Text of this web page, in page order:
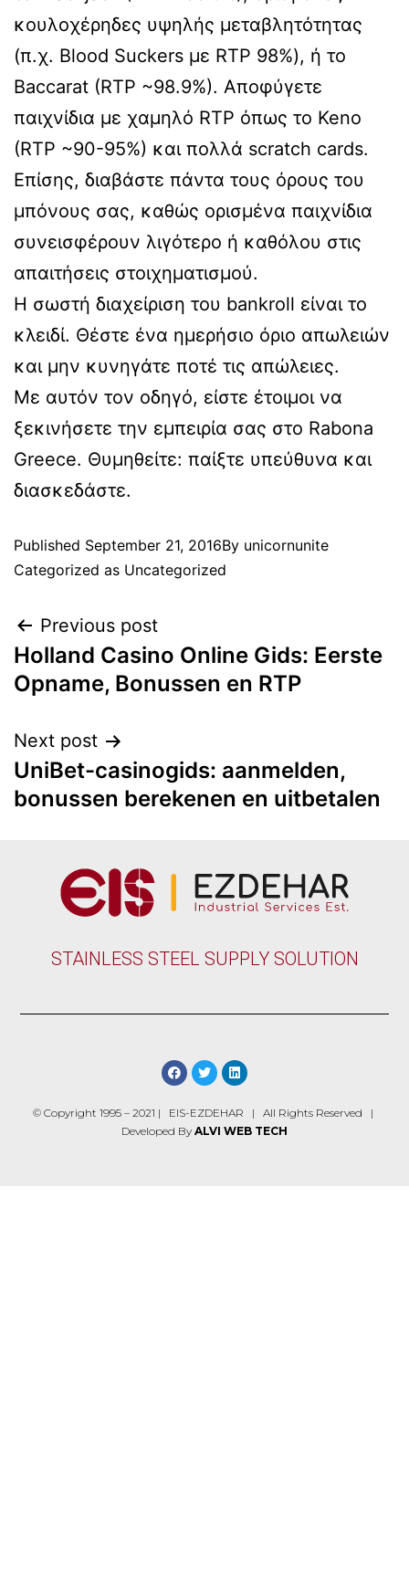
κουλοχέρηδες υψηλής μεταβλητότητας
(π.χ. Blood Suckers με RTP 98%), ή το
Baccarat (RTP ~98.9%). Αποφύγετε
παιχνίδια με χαμηλό RTP όπως το Keno
(RTP ~90-95%) και πολλά scratch cards.
Επίσης, διαβάστε πάντα τους όρους του
μπόνους σας, καθώς ορισμένα παιχνίδια
συνεισφέρουν λιγότερο ή καθόλου στις
απαιτήσεις στοιχηματισμού.
Η σωστή διαχείριση του bankroll είναι το
κλειδί. Θέστε ένα ημερήσιο όριο απωλειών
και μην κυνηγάτε ποτέ τις απώλειες.
Με αυτόν τον οδηγό, είστε έτοιμοι να
ξεκινήσετε την εμπειρία σας στο Rabona
Greece. Θυμηθείτε: παίξτε υπεύθυνα και
διασκεδάστε.
Published September 21, 2016By unicornunite
Categorized as Uncategorized
Previous post
Holland Casino Online Gids: Eerste
Opname, Bonussen en RTP
Next post
UniBet-casinogids: aanmelden,
bonussen berekenen en uitbetalen
STAINLESS STEEL SUPPLY SOLUTION
© Copyright 1995 – 2021 | EIS-EZDEHAR | All Rights Reserved |
Developed By ALVI WEB TECH